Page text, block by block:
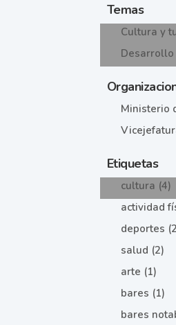
Temas
Cultura y
Desarrollo
Ministerio
Etiquetas
cultura (4)
actividad
deportes
salud (2)
arte (1)
bares (1)
bares